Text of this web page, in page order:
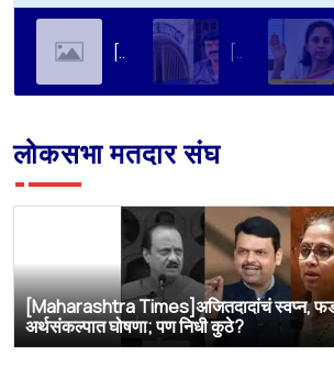
[Soha Ali Khan]Supriya Sule on Family, Power & Politics | Soha Ali Khan | Supriya Sule | All About Her [Loksatta]संतोष देशमुख हत्या प्रकरण : वाल्मिक कराडची रवानगी नागपूर कारागृहात करण्याची सुप्रिया सुळेंची मागणी
लोकसभा मतदार संघ
[Maharashtra Times]अजितदादांचं स्वप्न,
अर्थसंकल्पात घोषणा; पण निधी कुठे?